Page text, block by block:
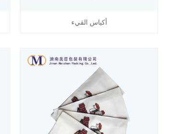
أكياس القيء